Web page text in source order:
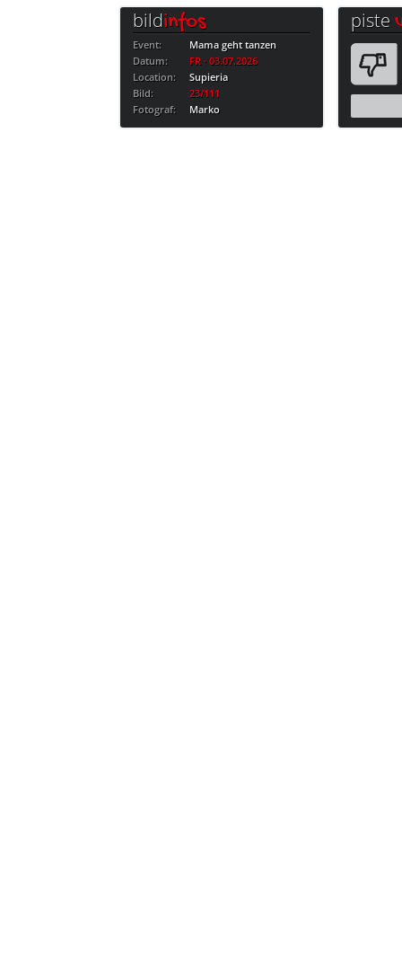
bildinfos
Event:
Mama geht tanzen
Datum:
FR · 03.07.2026
Location:
Supieria
Bild:
23/111
Fotograf:
Marko
piste